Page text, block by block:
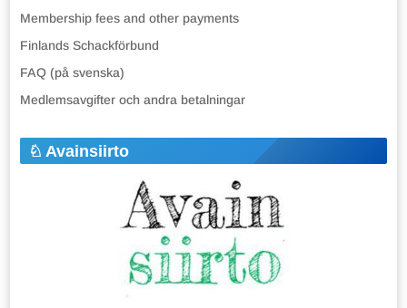
Membership fees and other payments
Finlands Schackförbund
FAQ (på svenska)
Medlemsavgifter och andra betalningar
Avainsiirto